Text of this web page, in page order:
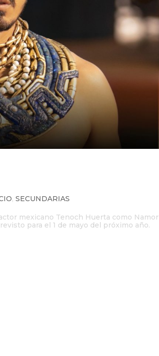
,SECUNDARIAS
mexicano Tenoch Huerta como Namor
para el 1 de mayo del próximo año.